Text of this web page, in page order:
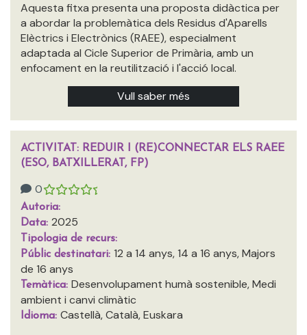
Aquesta fitxa presenta una proposta didàctica per
a abordar la problemàtica dels Residus d'Aparells
Elèctrics i Electrònics (RAEE), especialment
adaptada al Cicle Superior de Primària, amb un
enfocament en la reutilització i l'acció local.
Vull saber més
ACTIVITAT: REDUIR I (RE)CONNECTAR ELS RAEE
(ESO, BATXILLERAT, FP)
0
Autoria:
Data: 2025
Tipologia de recurs:
Públic destinatari: 12 a 14 anys, 14 a 16 anys, Majors
de 16 anys
Temàtica: Desenvolupament humà sostenible, Medi
ambient i canvi climàtic
Idioma: Castellà, Català, Euskara